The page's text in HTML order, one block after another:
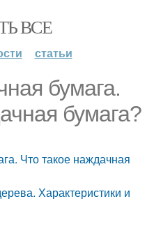
ВСЕ
статьи
бумага.
бумага?
Что такое наждачная
Характеристики и